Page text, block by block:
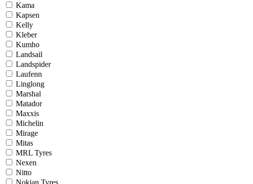
Kama
Kapsen
Kelly
Kleber
Kumho
Landsail
Landspider
Laufenn
Linglong
Marshal
Matador
Maxxis
Michelin
Mirage
Mitas
MRL Tyres
Nexen
Nitto
Nokian Tyres